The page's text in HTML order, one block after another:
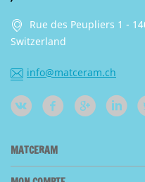
Rue des Peupliers 1 -
Switzerland
info@matceram.ch
MATCERAM